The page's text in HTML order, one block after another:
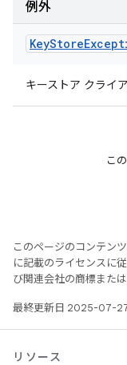
例外
KeyStore
キーストア クライ
こ
このページのコンテン
に記載のライセンスに
び関連会社の商標または
最終更新日 2025-07-27
リソース